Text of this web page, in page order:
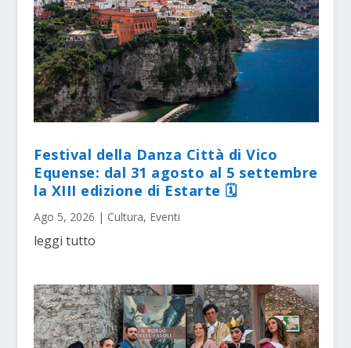
Festival della Danza Città di Vico
Equense: dal 31 agosto al 5 settembre
la XIII edizione di Estarte 🗓
Ago 5, 2026 | Cultura, Eventi
leggi tutto